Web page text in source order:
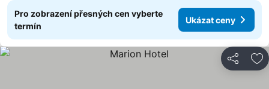
Pro zobrazení přesných cen vyberte
termín
Ukázat ceny
Sdílet